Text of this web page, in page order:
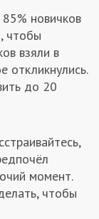
новичков
чтобы
взяли в
откликнулись.
до 20
момент.
чтобы